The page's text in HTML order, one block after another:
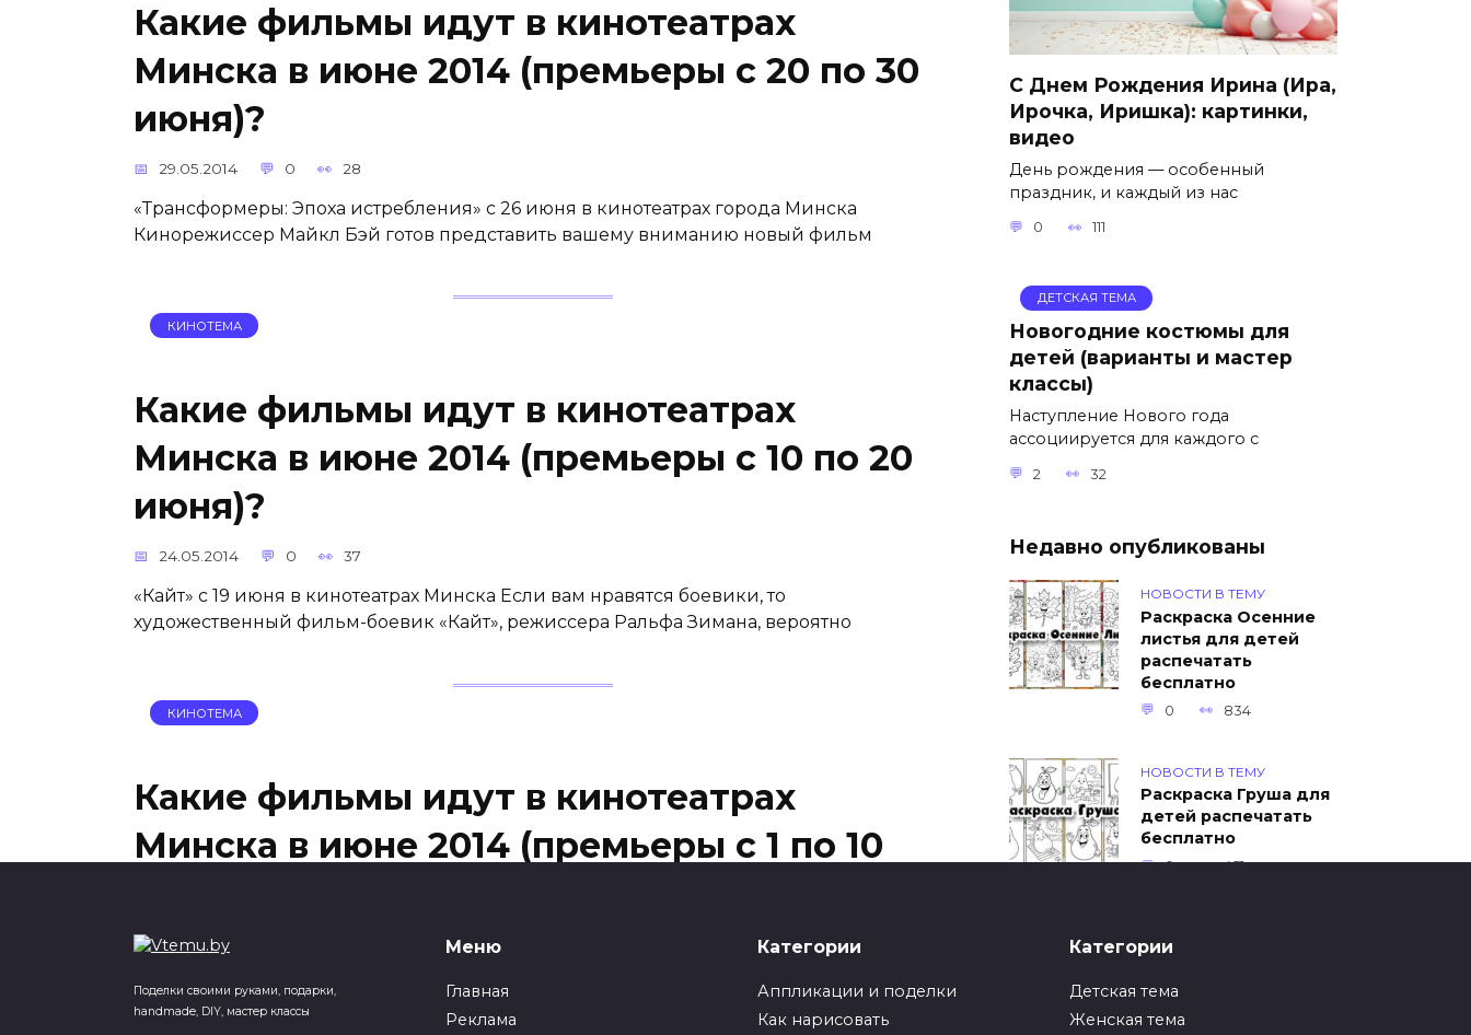
Какие фильмы идут в кинотеатрах
Минска в июне 2014 (премьеры с 20 по 30
июня)?
29.05.2014 0 28
«Трансформеры: Эпоха истребления» c 26 июня в кинотеатрах города Минска
Кинорежиссер Майкл Бэй готов представить вашему вниманию новый фильм
КИНОТЕМА
Какие фильмы идут в кинотеатрах
Минска в июне 2014 (премьеры с 10 по 20
июня)?
24.05.2014 0 37
«Кайт» с 19 июня в кинотеатрах Минска Если вам нравятся боевики, то
художественный фильм-боевик «Кайт», режиссера Ральфа Зимана, вероятно
КИНОТЕМА
Какие фильмы идут в кинотеатрах
Минска в июне 2014 (премьеры с 1 по 10
22.05.2014
«Чудо остров или Полесские Робинзоны» с 1 июня 2014 в кинотеатрах города Минска
«Беларусьфильм» закончил сьемку детского художественного фильма, который
С Днем Рождения Ирина (Ира,
Ирочка, Иришка): картинки,
видео
День рождения — особенный
праздник, и каждый из нас
0 111
ДЕТСКАЯ ТЕМА
Новогодние костюмы для
детей (варианты и мастер
классы)
Наступление Нового года
ассоциируется для каждого с
2 32
Недавно опубликованы
НОВОСТИ В ТЕМУ
Раскраска Осенние
листья для детей
распечатать
бесплатно
0 834
НОВОСТИ В ТЕМУ
Раскраска Груша для
детей распечатать
бесплатно
0 451
Как упаковать вещи
0
Поделки своими руками, подарки,
handmade, DIY, мастер классы
Меню
Главная
Реклама
Категории
Аппликации и поделки
Как нарисовать
Категории
Детская тема
Женская тема